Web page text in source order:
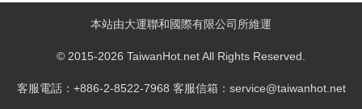
本站由大運聯和國際有限公司所維運
© 2015-2026 TaiwanHot.net All Rights Reserved.
客服電話：+886-2-8522-7968 客服信箱：service@taiwanhot.net